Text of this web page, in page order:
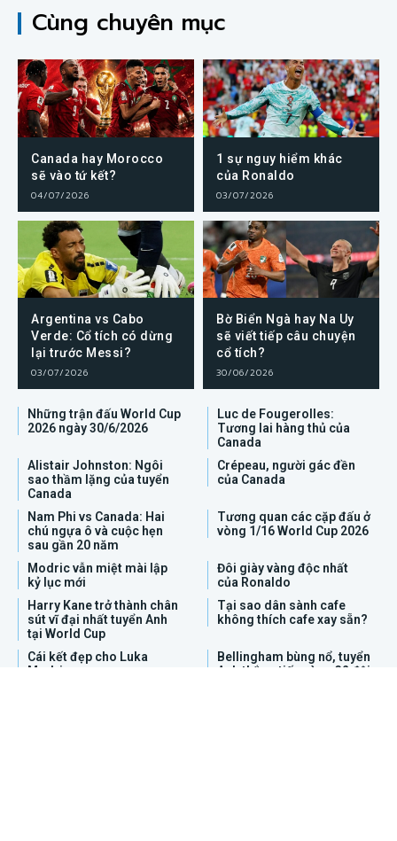
Cùng chuyên mục
Canada hay Morocco
sẽ vào tứ kết?
04/07/2026
1 sự nguy hiểm khác
của Ronaldo
03/07/2026
Argentina vs Cabo
Verde: Cổ tích có dừng
lại trước Messi?
03/07/2026
Bờ Biển Ngà hay Na Uy
sẽ viết tiếp câu chuyện
cổ tích?
30/06/2026
Những trận đấu World Cup
2026 ngày 30/6/2026
Luc de Fougerolles:
Tương lai hàng thủ của
Canada
Alistair Johnston: Ngôi
sao thầm lặng của tuyển
Canada
Crépeau, người gác đền
của Canada
Nam Phi vs Canada: Hai
chú ngựa ô và cuộc hẹn
sau gần 20 năm
Tương quan các cặp đấu ở
vòng 1/16 World Cup 2026
Modric vẫn miệt mài lập
kỷ lục mới
Đôi giày vàng độc nhất
của Ronaldo
Harry Kane trở thành chân
sút vĩ đại nhất tuyển Anh
tại World Cup
Tại sao dân sành cafe
không thích cafe xay sẵn?
Cái kết đẹp cho Luka
Modric
Bellingham bùng nổ, tuyển
Anh thắng tiến vòng 32 đội